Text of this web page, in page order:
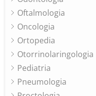
Oftalmologia
Oncologia
Ortopedia
Otorrinolaringologia
Pediatria
Pneumologia